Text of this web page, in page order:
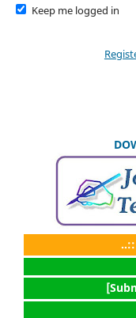
Keep me logged in